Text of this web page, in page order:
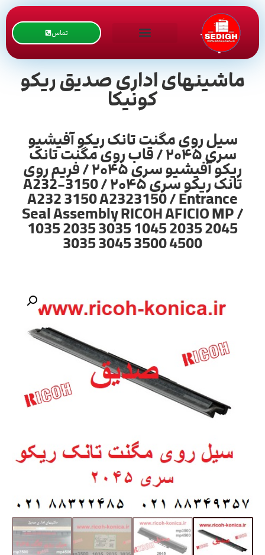
تماس
ماشینهای اداری صدیق ریکو
کونیکا
سیل روی مگنت تانک ریکو آفیشیو
سری ۲۰۴۵ / قاب روی مگنت تانک
ریکو آفیشیو سری ۲۰۴۵ / فریم روی
تانک ریکو سری ۲۰۴۵ / A232-3150
A232 3150 A2323150 / Entrance
Seal Assembly RICOH AFICIO MP /
1035 2035 3035 1045 2035 2045
3035 3045 3500 4500